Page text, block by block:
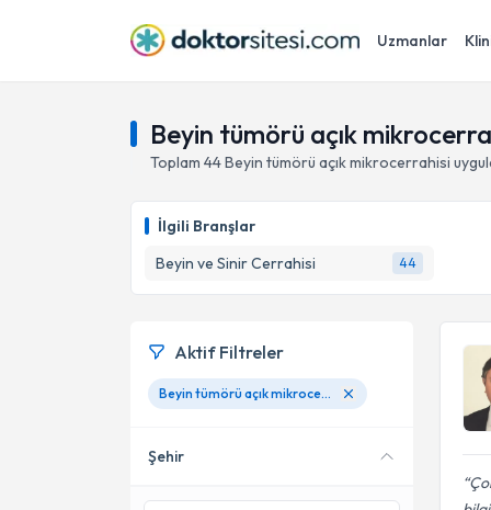
Uzmanlar
Beyin tümörü açık
Toplam 44Beyin tümörü açık mikrocerrahisi
İlgili Branşlar
Beyin ve Sinir Cerrahisi
44
Aktif Filtreler
Beyin tümörü açık mikrocerrahisi
Şehir